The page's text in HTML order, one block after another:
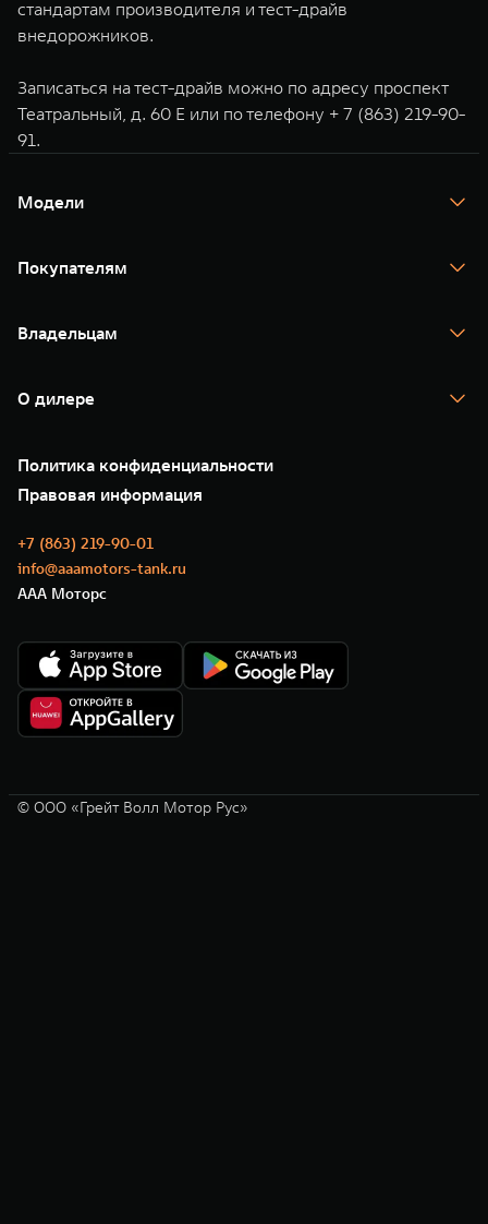
стандартам производителя и тест-драйв
внедорожников.
Записаться на тест-драйв можно по адресу проспект
Театральный, д. 60 Е или по телефону + 7 (863) 219-90-
91 .
Модели
TANK 400
TANK 500
Покупателям
Тест-драйв
TANK Финансы
Корпоративным клиентам
Зарядные станции
Владельцам
Помощь на дороге
Новые цифровые сервисы TANK
Сервис
Нулевое ТО
Моторные масла
О дилере
35 лет GWM
GWM ТЕХ ДЕНЬ
Новости
Политика конфиденциальности
Правовая информация
+7 (863) 219-90-01
info@aaamotors-tank.ru
ААА Моторс
© ООО «Грейт Волл Мотор Рус»